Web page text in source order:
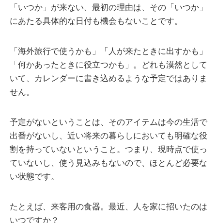
「いつか」が来ない、最初の理由は、その「いつか」
にあたる具体的な日付も機会もないことです。
「海外旅行で使うかも」「人が来たときに出すかも」
「何かあったときに役立つかも」。どれも漠然として
いて、カレンダーに書き込めるような予定ではありま
せん。
予定がないということは、そのアイテムは今の生活で
出番がないし、近い将来の暮らしにおいても明確な役
割を持っていないということ。つまり、現時点で使っ
ていないし、使う見込みもないので、ほとんど必要な
い状態です。
たとえば、来客用の食器。最近、人を家に招いたのは
いつですか？